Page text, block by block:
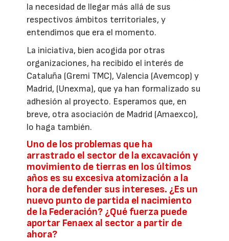
la necesidad de llegar más allá de sus
respectivos ámbitos territoriales, y
entendimos que era el momento.
La iniciativa, bien acogida por otras
organizaciones, ha recibido el interés de
Cataluña (Gremi TMC), Valencia (Avemcop) y
Madrid, (Unexma), que ya han formalizado su
adhesión al proyecto. Esperamos que, en
breve, otra asociación de Madrid (Amaexco),
lo haga también.
Uno de los problemas que ha
arrastrado el sector de la excavación y
movimiento de tierras en los últimos
años es su excesiva atomización a la
hora de defender sus intereses. ¿Es un
nuevo punto de partida el nacimiento
de la Federación? ¿Qué fuerza puede
aportar Fenaex al sector a partir de
ahora?